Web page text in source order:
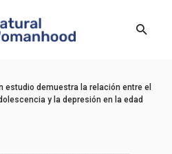
estudio demuestra la relación entre el
y la depresión en la edad